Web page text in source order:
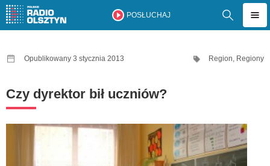
POSŁUCHAJ
Opublikowany 3 stycznia 2013 Region, Regiony
Czy dyrektor bił uczniów?